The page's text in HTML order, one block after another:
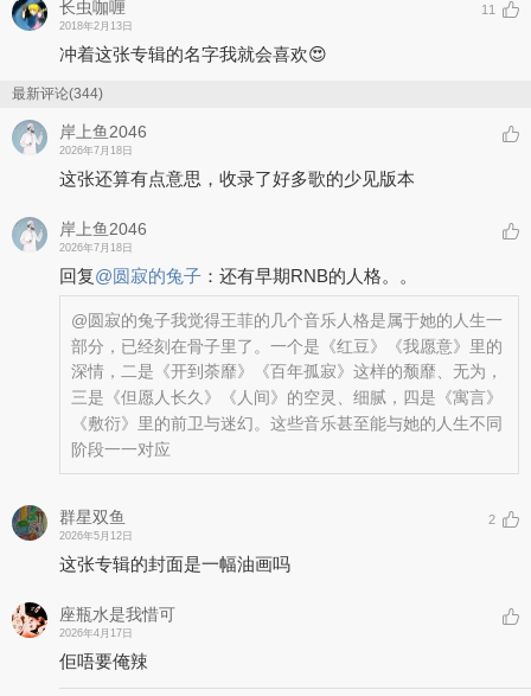
长虫咖喱
2018年2月13日
11
冲着这张专辑的名字我就会喜欢😍
最新评论(344)
岸上鱼2046
2026年7月18日
这张还算有点意思，收录了好多歌的少见版本
岸上鱼2046
2026年7月18日
回复@圆寂的兔子 ： 还有早期RNB的人格。。
@圆寂的兔子我觉得王菲的几个音乐人格是属于她的人生一
部分，已经刻在骨子里了。一个是《红豆》《我愿意》里的
深情，二是《开到荼靡》《百年孤寂》这样的颓靡、无为，
三是《但愿人长久》《人间》的空灵、细腻，四是《寓言》
《敷衍》里的前卫与迷幻。这些音乐甚至能与她的人生不同
阶段一一对应
群星双鱼
2026年5月12日
2
这张专辑的封面是一幅油画吗
座瓶水是我惜可
2026年4月17日
佢唔要俺辣